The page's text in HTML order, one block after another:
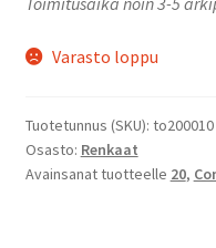
Varasto loppu
Tuotetunnus (SKU): to200010
Osasto: Renkaat
Avainsanat tuotteelle 20,